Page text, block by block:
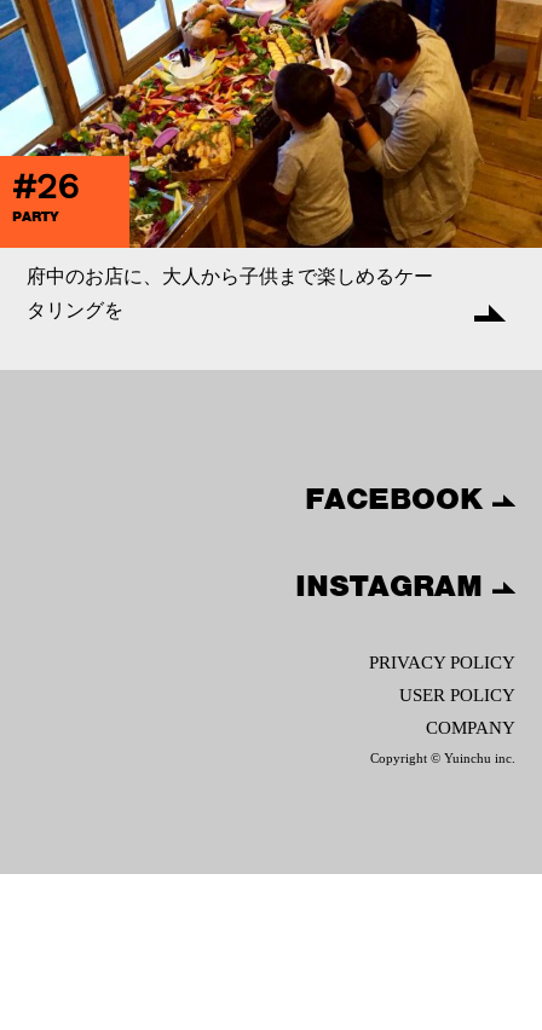
#26
PARTY
府中のお店に、大人から子供まで楽しめるケー
タリングを
FACEBOOK
INSTAGRAM
PRIVACY POLICY
USER POLICY
COMPANY
Copyright © Yuinchu inc.